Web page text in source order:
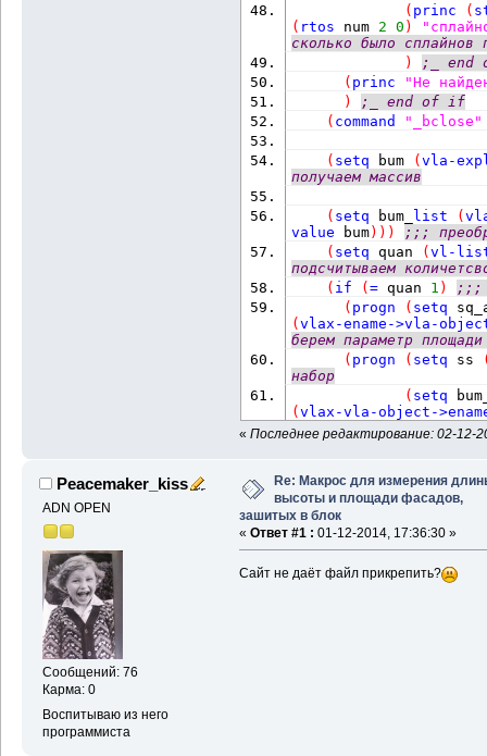
( princ (
( rtos num 2 0 )
сколько было сплайнов
)
;_ end
( princ
"Не
)
;_ end of if
( command "_bclose"
( setq bum (vla-
получаем массив
( setq bum_ list (
value bum) ) )
;;;
( setq quan (vl-
подсчитываем
( if (= quan 1 )
;;;
( progn ( setq
(vlax-ename->vla-
берем параметр
( progn ( setq ss
набор
( setq
(vlax-vla-object-
элемент списка в набор
bum_set "" "_J" "_J"
объединение всех
(практика показывает,
также формируется
к замкнутой)
setq
« Последнее редактирование: 02-12-
Peacemaker_kiss
ADN OPEN
Сообщений: 76
Карма: 0
Воспитываю из него
программиста
Re: Макрос для измерения
высоты и площади фасадов,
зашитых в блок
« Ответ #1 : 01-12-2014, 17:36:30 »
Сайт не даёт файл прикрепить?